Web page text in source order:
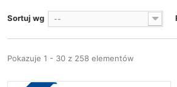
Sortuj wg --
Pokazuje 1 - 30 z 258 elementów